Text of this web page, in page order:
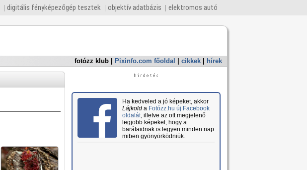
digitális fényképezőgép tesztek objektív adatbázis elektromos autó
fotózz klub Pixinfo.com főoldal cikkek hírek
Ha kedveled a jó képeket, akkor
Lájkolda Fotózz.hu új Facebook
oldalát, illetve az ott megjelenő
legjobb képeket, hogy a
barátaidnak is legyen minden nap
miben gyönyörködniük.